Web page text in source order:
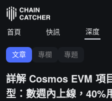
首頁 快訊 深度
文章 專欄 專題
詳解 Cosmos EVM 項
型：數週內上線，40%